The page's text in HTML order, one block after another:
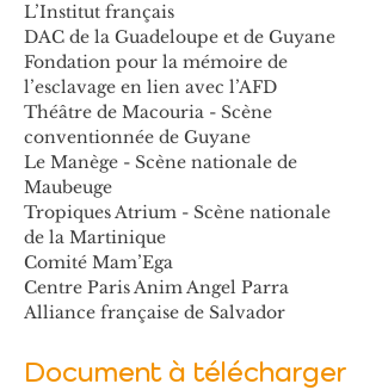
L’Institut français
DAC de la Guadeloupe et de Guyane
Fondation pour la mémoire de
l’esclavage en lien avec l’AFD
Théâtre de Macouria - Scène
conventionnée de Guyane
Le Manège - Scène nationale de
Maubeuge
Tropiques Atrium - Scène nationale
de la Martinique
Comité Mam’Ega
Centre Paris Anim Angel Parra
Alliance française de Salvador
Document à télécharger